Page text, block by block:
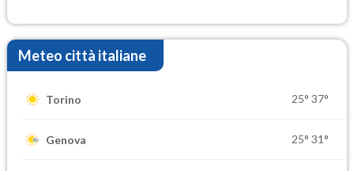
Meteo città italiane
Torino 25° 37°
Genova 25° 31°